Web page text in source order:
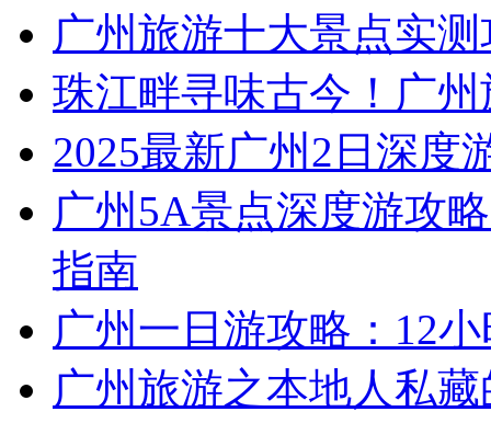
广州旅游十大景点实
珠江畔寻味古今！广
2025最新广州2日深度
广州5A景点深度游攻
指南
广州一日游攻略：12
广州旅游之本地人私